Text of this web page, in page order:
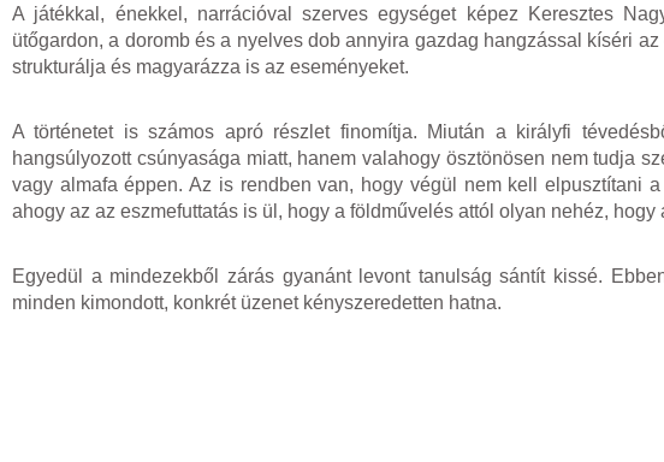
A játékkal, énekkel, narrációval szerves egységet képez Keresztes
ütőgardon, a doromb és a nyelves dob annyira gazdag hangzással kíséri
strukturálja és magyarázza is az eseményeket.
A történetet is számos apró részlet finomítja. Miután a királyfi
hangsúlyozott csúnyasága miatt, hanem valahogy ösztönösen nem tudja
vagy almafa éppen. Az is rendben van, hogy végül nem kell elpusztítani
ahogy az az eszmefuttatás is ül, hogy a földművelés attól olyan nehéz,
Egyedül a mindezekből zárás gyanánt levont tanulság sántít kissé.
minden kimondott, konkrét üzenet kényszeredetten hatna.